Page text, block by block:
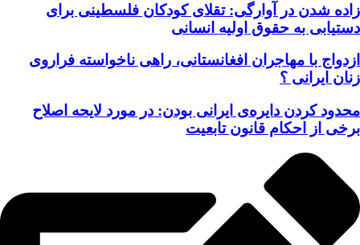
زاده شدن در آوارگی: تقلای کودکان فلسطینی برای
دستیابی به حقوق اولیه انسانی
ازدواج با مهاجران افغانستانی، راهی ناخواسته فراروی
زنان ایرانی ؟
محدود کردن دایره‌ی ایرانی بودن: در مورد لایحه اصلاح
برخی از احکام قانون تابعیت